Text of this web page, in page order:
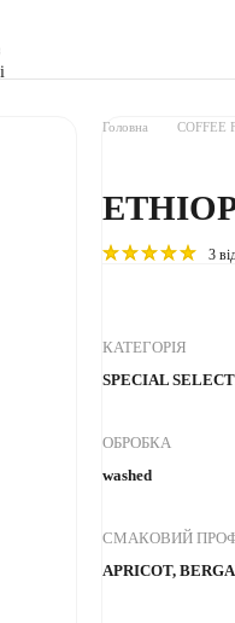
Головна COFFEE
3
КАТЕГОРІЯ
SPECIAL
ОБРОБКА
washed
СМАКОВИЙ
APRICOT,